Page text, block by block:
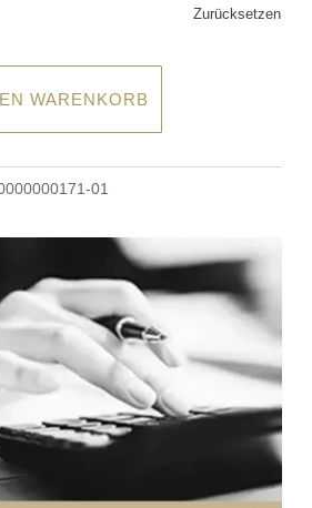
Zurücksetzen
WARENKORB
01